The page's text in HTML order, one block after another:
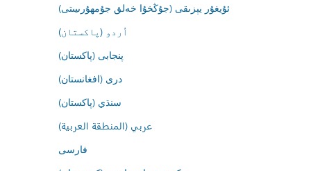
ئۇيغۇر يېزىقى (جۇڭخۇا خەلق جۇمھۇرىيىتى)
اُردو (پاکستان)
پنجابی (پاکستان)
درى (افغانستان)
سنڌي (پاکستان)
عربي (المنطقة العربية)
فارسى